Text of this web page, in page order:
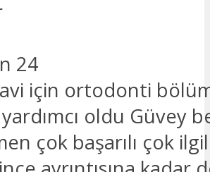
24
için ortodonti
oldu Güvey
çok başarılı çok